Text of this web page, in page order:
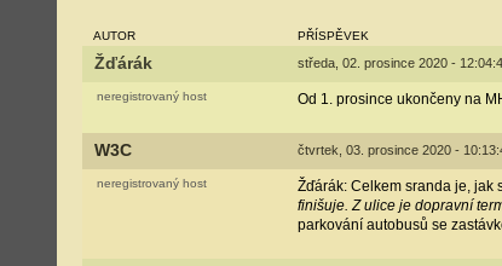
AUTOR PŘÍSPĚVEK
Žďárák středa, 02. prosince 2020 -
neregistrovaný host Od 1. prosince ukončeny na
W3C čtvrtek, 03. prosince 2020 -
neregistrovaný host Žďárák: Celkem sranda je, jak
finišuje. Z ulice je dopravní
parkování autobusů se